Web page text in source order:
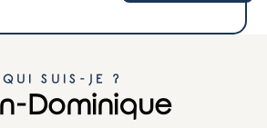
QUI SUIS-JE ?
Dominique